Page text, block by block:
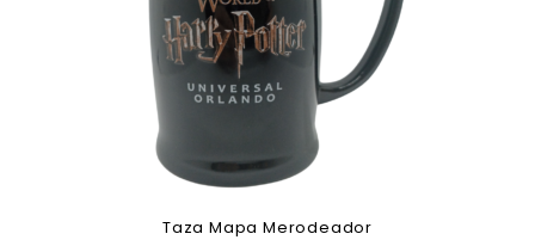
Taza Mapa Merodeador